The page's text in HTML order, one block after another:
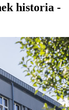
historia -